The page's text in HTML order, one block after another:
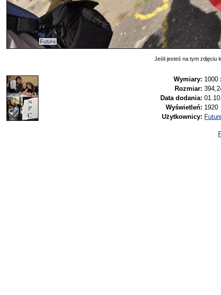
Future
Jeśli jesteś na tym zdjęciu
Wymiary: 1000
Rozmiar:
Data dodania:
Wyświetleń: 1920
Użytkownicy: